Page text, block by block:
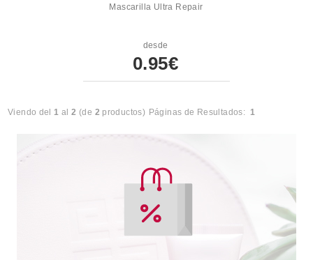
Mascarilla Ultra Repair
desde
0.95€
Viendo del1 al2 (de 2 productos) Páginas de Resultados: 1